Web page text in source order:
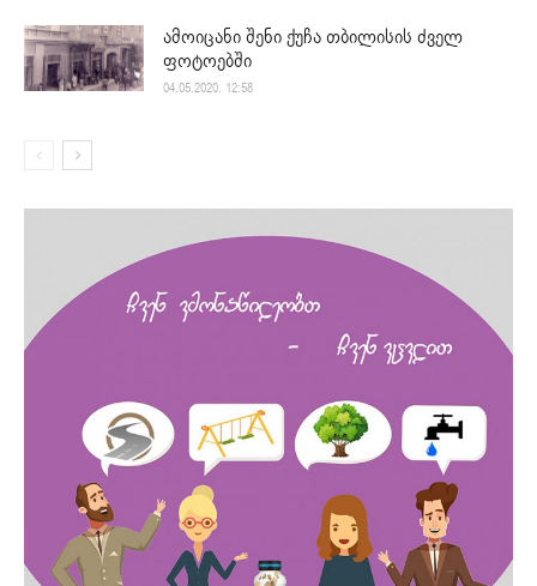
ამოიცანი შენი ქუჩა თბილისის ძველ
ფოტოებში
04.05.2020. 12:58